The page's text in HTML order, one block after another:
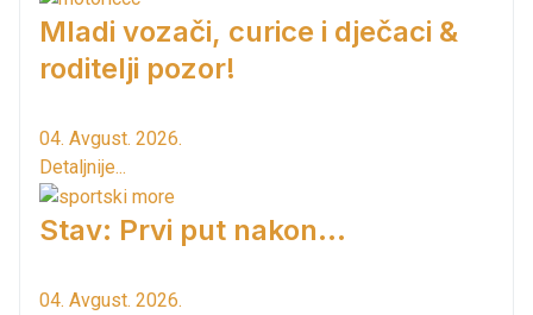
Mladi vozači, curice i dječaci &
roditelji pozor!
04. Avgust. 2026.
Detaljnije...
Stav: Prvi put nakon…
04. Avgust. 2026.